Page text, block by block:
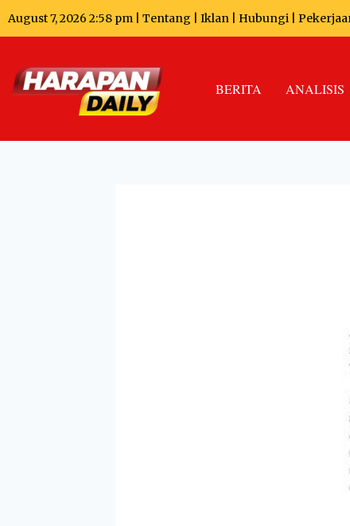
August 7, 2026 2:58 pm | Tentang Iklan Hubungi
BERITA ANALISIS